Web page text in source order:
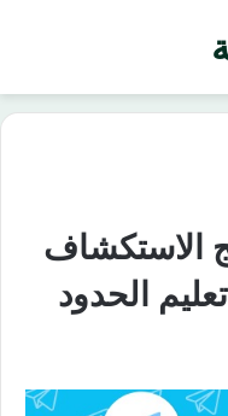
الاستكشاف
الحدود